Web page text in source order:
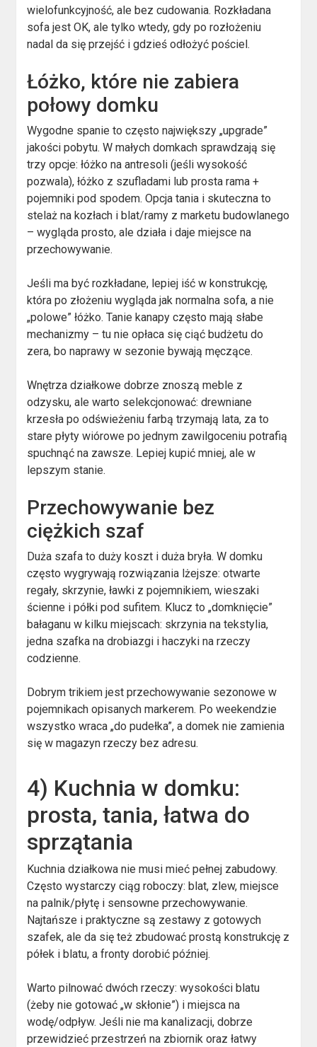
wielofunkcyjność, ale bez cudowania. Rozkładana
sofa jest OK, ale tylko wtedy, gdy po rozłożeniu
nadal da się przejść i gdzieś odłożyć pościel.
Łóżko, które nie zabiera
połowy domku
Wygodne spanie to często największy „upgrade”
jakości pobytu. W małych domkach sprawdzają się
trzy opcje: łóżko na antresoli (jeśli wysokość
pozwala), łóżko z szufladami lub prosta rama +
pojemniki pod spodem. Opcja tania i skuteczna to
stelaż na kozłach i blat/ramy z marketu budowlanego
– wygląda prosto, ale działa i daje miejsce na
przechowywanie.
Jeśli ma być rozkładane, lepiej iść w konstrukcję,
która po złożeniu wygląda jak normalna sofa, a nie
„polowe” łóżko. Tanie kanapy często mają słabe
mechanizmy – tu nie opłaca się ciąć budżetu do
zera, bo naprawy w sezonie bywają męczące.
Wnętrza działkowe dobrze znoszą meble z
odzysku, ale warto selekcjonować: drewniane
krzesła po odświeżeniu farbą trzymają lata, za to
stare płyty wiórowe po jednym zawilgoceniu potrafią
spuchnąć na zawsze. Lepiej kupić mniej, ale w
lepszym stanie.
Przechowywanie bez
ciężkich szaf
Duża szafa to duży koszt i duża bryła. W domku
często wygrywają rozwiązania lżejsze: otwarte
regały, skrzynie, ławki z pojemnikiem, wieszaki
ścienne i półki pod sufitem. Klucz to „domknięcie”
bałaganu w kilku miejscach: skrzynia na tekstylia,
jedna szafka na drobiazgi i haczyki na rzeczy
codzienne.
Dobrym trikiem jest przechowywanie sezonowe w
pojemnikach opisanych markerem. Po weekendzie
wszystko wraca „do pudełka”, a domek nie zamienia
się w magazyn rzeczy bez adresu.
4) Kuchnia w domku:
prosta, tania, łatwa do
sprzątania
Kuchnia działkowa nie musi mieć pełnej zabudowy.
Często wystarczy ciąg roboczy: blat, zlew, miejsce
na palnik/płytę i sensowne przechowywanie.
Najtańsze i praktyczne są zestawy z gotowych
szafek, ale da się też zbudować prostą konstrukcję z
półek i blatu, a fronty dorobić później.
Warto pilnować dwóch rzeczy: wysokości blatu
(żeby nie gotować „w skłonie”) i miejsca na
wodę/odpływ. Jeśli nie ma kanalizacji, dobrze
przewidzieć przestrzeń na zbiornik oraz łatwy